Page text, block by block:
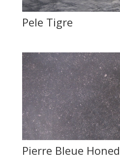
Pele Tigre
Pierre Bleue Honed